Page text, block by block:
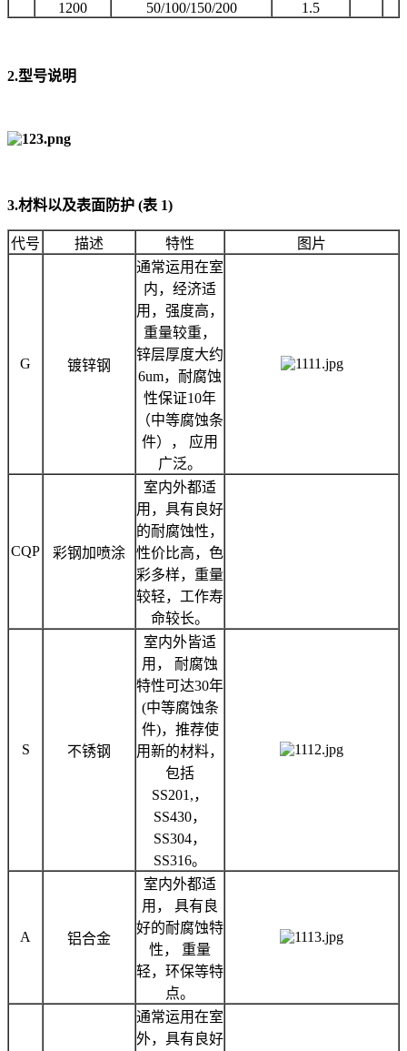
1200 50/100/150/200 1.5
2.型号说明
3.材料以及表面防护 (表 1)
代号 描述 特性 图片
G 镀锌钢
通常运用在室
内，经济适
用，强度高，
重量较重，
锌层厚度大约
6um，耐腐蚀
性保证10年
（中等腐蚀条
件）， 应用
广泛。
CQP 彩钢加喷涂
室内外都适
用，具有良好
的耐腐蚀性，
性价比高，色
彩多样，重量
较轻，工作寿
命较长。
S 不锈钢
室内外皆适
用， 耐腐蚀
特性可达30年
(中等腐蚀条
件)，推荐使
用新的材料，
包括
SS201,，
SS430，
SS304，
SS316。
A 铝合金
室内外都适
用， 具有良
好的耐腐蚀特
性， 重量
轻，环保等特
点。
通常运用在室
外，具有良好